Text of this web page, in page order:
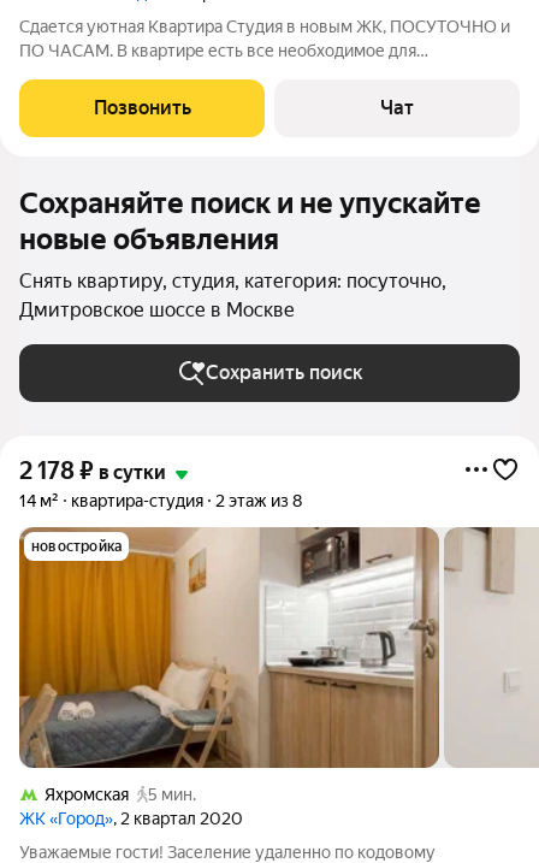
Сдается уютная Квартира Студия в новым ЖК, ПОСУТОЧНО и
ПО ЧАСАМ. В квартире есть все необходимое для
микроволновка - холодильник - эл чайник - постельное белье -
полотенца - телевизор - стиралка -
Позвонить Чат
Сохраняйте поиск и не упускайте
новые объявления
Снять квартиру, студия, категория: посуточно,
Дмитровское шоссе в Москве
Сохранить поиск
2 178₽ в сутки
14 м² квартира-студия 2 этаж из 8
новостройка
Яхромская
5 мин.
ЖК «Город», 2 квартал 2020
Уважаемые гости! Заселение удаленно по кодовому